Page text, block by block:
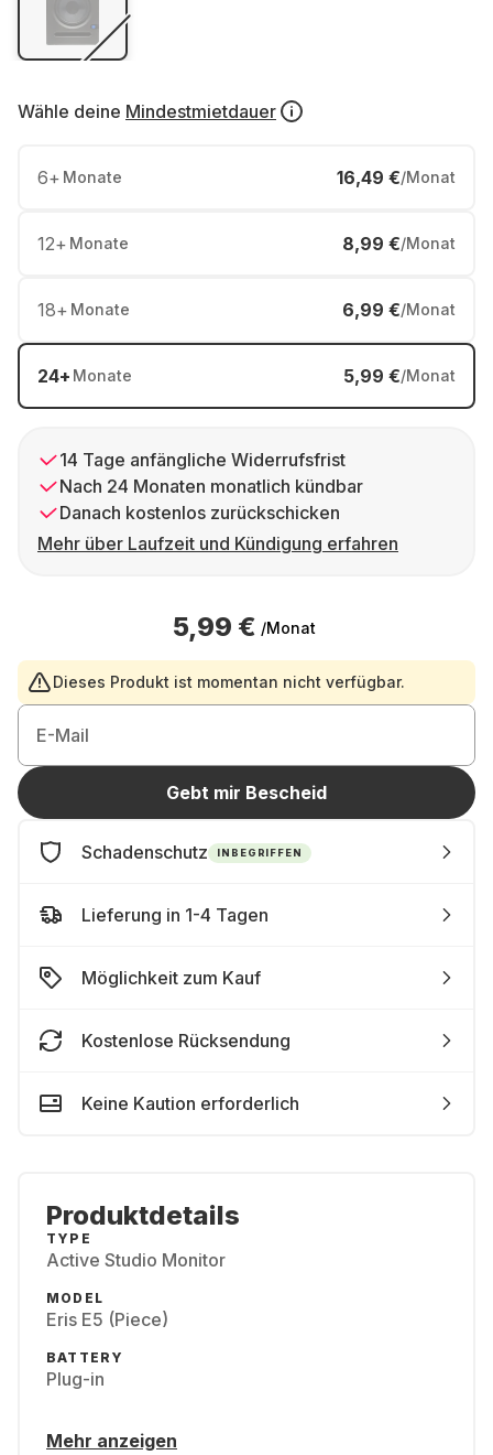
Wähle deine Mindestmietdauer
6+ Monate 16,49 €/Monat
12+ Monate 8,99 €/Monat
18+ Monate 6,99 €/Monat
24+ Monate 5,99 €/Monat
14 Tage anfängliche Widerrufsfrist
Nach 24 Monaten monatlich kündbar
Danach kostenlos zurückschicken
Mehr über Laufzeit und Kündigung erfahren
5,99 € /Monat
Dieses Produkt ist momentan nicht verfügbar.
E-Mail
Gebt mir Bescheid
Schadenschutz INBEGRIFFEN
Lieferung in 1-4 Tagen
Möglichkeit zum Kauf
Kostenlose Rücksendung
Keine Kaution erforderlich
Produktdetails
TYPE
Active Studio Monitor
MODEL
Eris E5 (Piece)
BATTERY
Plug-in
Mehr anzeigen